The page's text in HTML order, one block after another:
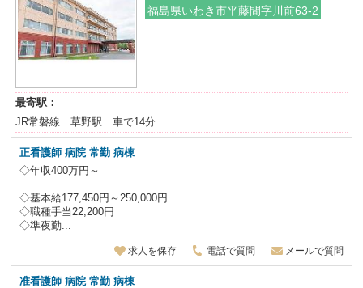
福島県いわき市平藤間字川前63-2
最寄駅：
JR常磐線 草野駅 車で14分
正看護師 病院 常勤 病棟
◇年収400万円～
◇基本給177,450円～250,000円
◇職種手当22,200円
◇準夜勤...
求人を保存 電話で質問 メールで質問
准看護師 病院 常勤 病棟